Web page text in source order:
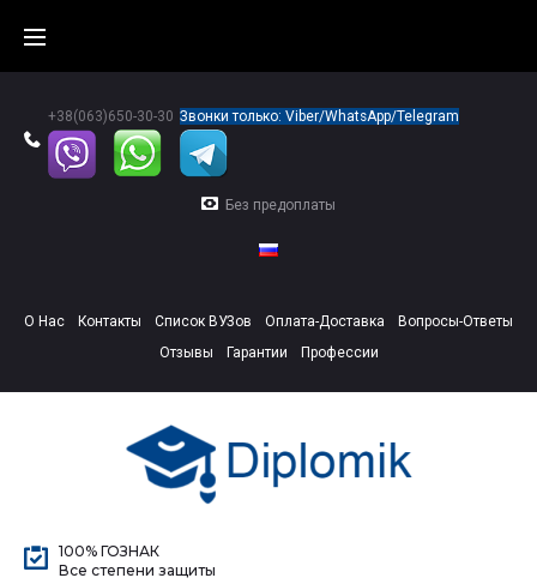
content
+38(063)650-30-30 Звонки только: Viber/WhatsApp/Telegram
Без предоплаты
О Нас Контакты Список ВУЗов Оплата-Доставка
Вопросы-Ответы
Отзывы
Гарантии Профессии
100% ГОЗНАК
Все степени защиты